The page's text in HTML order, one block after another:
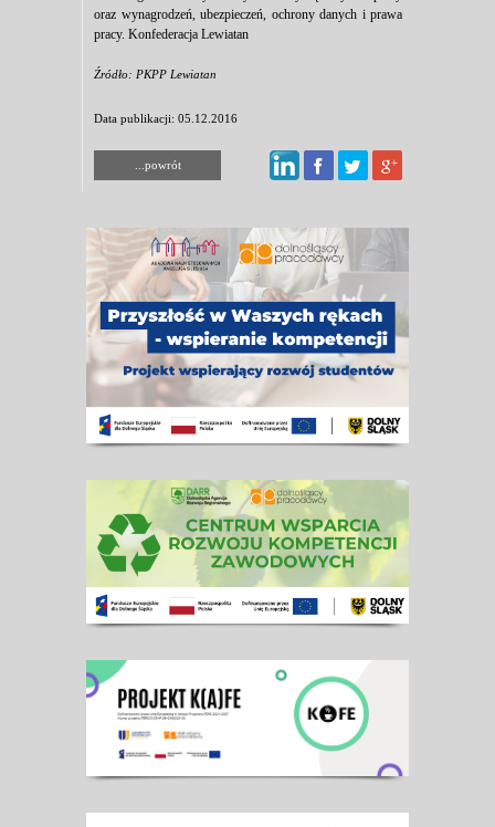
oraz wynagrodzeń, ubezpieczeń, ochrony danych i prawa
pracy. Konfederacja Lewiatan
Źródło: PKPP Lewiatan
Data publikacji: 05.12.2016
...powrót